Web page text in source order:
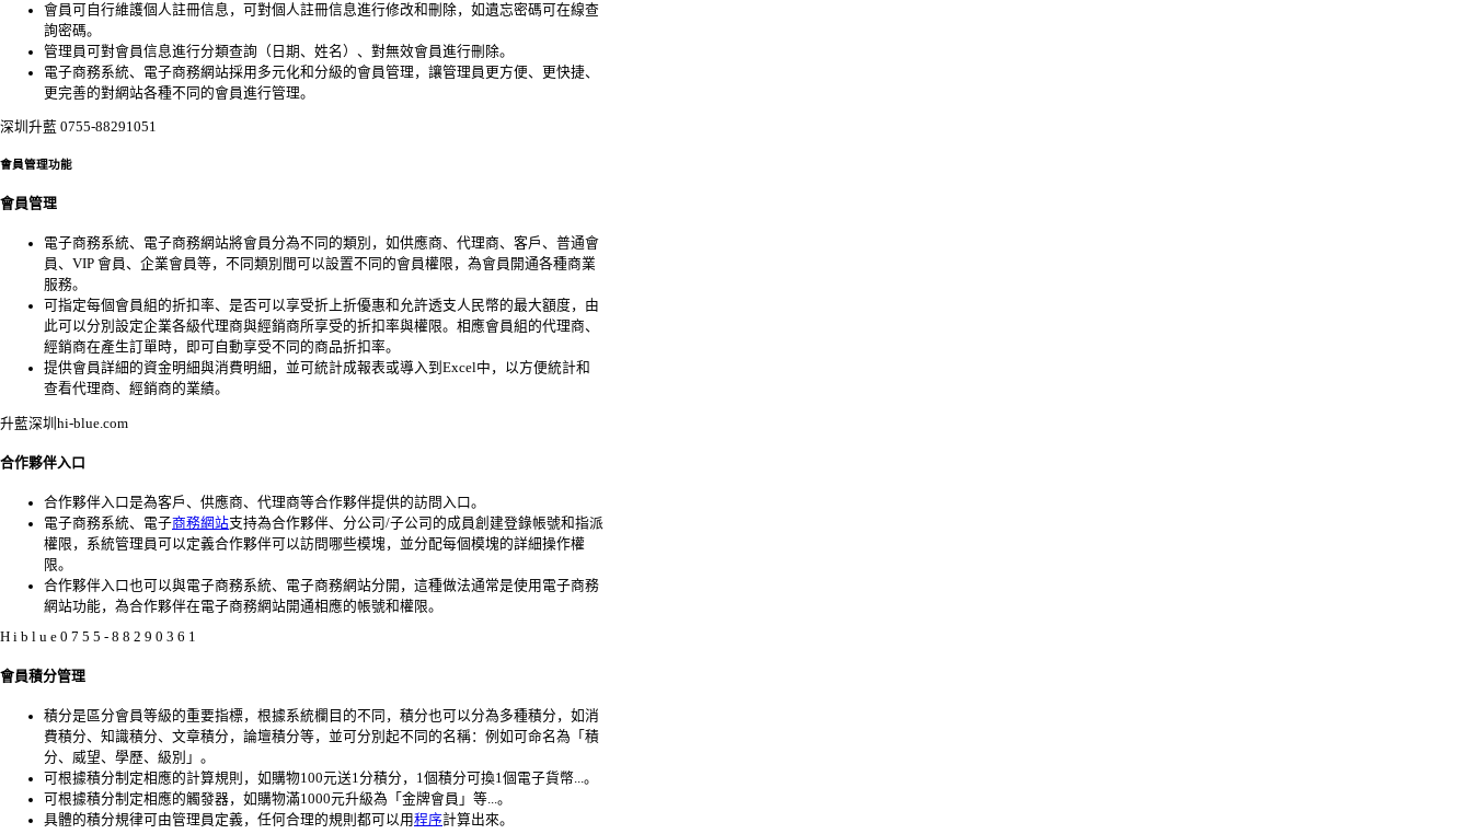
會員可自行維護個人註冊信息，可對個人註冊信息進行修改和刪除，如遺忘密碼可在線查
詢密碼。
管理員可對會員信息進行分類查詢（日期、姓名）、對無效會員進行刪除。
電子商務系統、電子商務網站採用多元化和分級的會員管理，讓管理員更方便、更快捷、
更完善的對網站各種不同的會員進行管理。
深圳升藍 0755-88291051
會員管理功能
會員管理
電子商務系統、電子商務網站將會員分為不同的類別，如供應商、代理商、客戶、普通會
員、VIP 會員、企業會員等，不同類別間可以設置不同的會員權限，為會員開通各種商業
服務。
可指定每個會員組的折扣率、是否可以享受折上折優惠和允許透支人民幣的最大額度，由
此可以分別設定企業各級代理商與經銷商所享受的折扣率與權限。相應會員組的代理商、
經銷商在產生訂單時，即可自動享受不同的商品折扣率。
提供會員詳細的資金明細與消費明細，並可統計成報表或導入到Excel中，以方便統計和
查看代理商、經銷商的業績。
升藍深圳hi-blue.com
合作夥伴入口
合作夥伴入口是為客戶、供應商、代理商等合作夥伴提供的訪問入口。
電子商務系統、電子商務網站支持為合作夥伴、分公司/子公司的成員創建登錄帳號和指派
權限，系統管理員可以定義合作夥伴可以訪問哪些模塊，並分配每個模塊的詳細操作權
限。
合作夥伴入口也可以與電子商務系統、電子商務網站分開，這種做法通常是使用電子商務
網站功能，為合作夥伴在電子商務網站開通相應的帳號和權限。
H i b l u e 0 7 5 5 - 8 8 2 9 0 3 6 1
會員積分管理
積分是區分會員等級的重要指標，根據系統欄目的不同，積分也可以分為多種積分，如消
費積分、知識積分、文章積分，論壇積分等，並可分別起不同的名稱：例如可命名為「積
分、威望、學歷、級別」。
可根據積分制定相應的計算規則，如購物100元送1分積分，1個積分可換1個電子貨幣...。
可根據積分制定相應的觸發器，如購物滿1000元升級為「金牌會員」等...。
具體的積分規律可由管理員定義，任何合理的規則都可以用程序計算出來。